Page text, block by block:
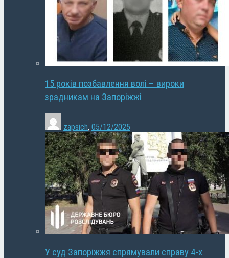
15 років позбавлення волі – вироки
зрадникам на Запоріжжі
zapsich, 05/12/2025
У суд Запоріжжя спрямували справу 4-х